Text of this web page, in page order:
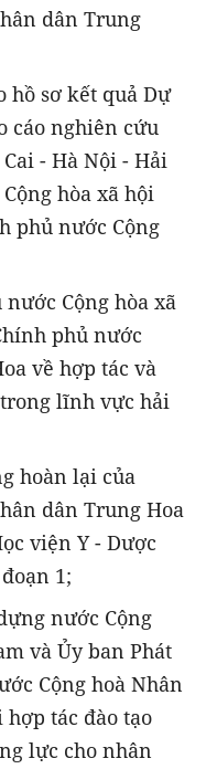
dân Trung
hồ sơ kết quả Dự
cáo nghiên cứu
- Hà Nội - Hải
hòa xã hội
phủ nước Cộng
Cộng hòa xã
phủ nước
về hợp tác và
lĩnh vực hải
hoàn lại của
dân Trung Hoa
viện Y - Dược
1;
nước Cộng
và Ủy ban Phát
Cộng hoà Nhân
tác đào tạo
lực cho nhân